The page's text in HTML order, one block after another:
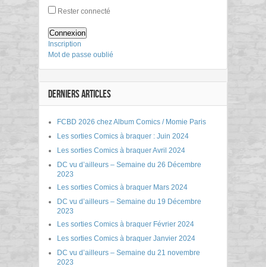
Rester connecté
Connexion
Inscription
Mot de passe oublié
DERNIERS ARTICLES
FCBD 2026 chez Album Comics / Momie Paris
Les sorties Comics à braquer : Juin 2024
Les sorties Comics à braquer Avril 2024
DC vu d’ailleurs – Semaine du 26 Décembre
2023
Les sorties Comics à braquer Mars 2024
DC vu d’ailleurs – Semaine du 19 Décembre
2023
Les sorties Comics à braquer Février 2024
Les sorties Comics à braquer Janvier 2024
DC vu d’ailleurs – Semaine du 21 novembre
2023